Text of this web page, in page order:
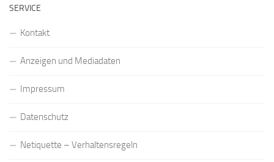
SERVICE
Kontakt
Anzeigen und Mediadaten
Impressum
Datenschutz
Netiquette – Verhaltensregeln